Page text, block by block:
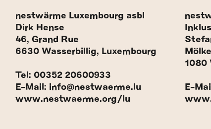
nestwärme Luxembourg asbl
Dirk Hense
46, Grand Rue
6630 Wasserbillig, Luxembourg
Tel: 00352 20600933
E-Mail: info@nestwaerme.lu
www.nestwaerme.org/lu
1080
E-